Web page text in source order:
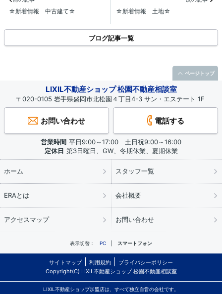
☆新着情報 中古建て☆ ☆新着情報 土地☆
ブログ記事一覧
LIXIL不動産ショップ 松園不動産相談室
〒020-0105 岩手県盛岡市北松園４丁目4-3 サン・エステート 1F
お問い合わせ 電話する
営業時間 平日9:00～17:00 土日祝9:00～16:00
定休日 第3日曜日、GW、冬期休業、夏期休業
ホーム スタッフ一覧
ERAとは 会社概要
アクセスマップ お問い合わせ
表示切替： PC スマートフォン
サイトマップ 利用規約
プライバシーポリシー
Copyright(C) LIXIL不動産ショップ 松園不動産相談室
LIXIL不動産ショップ加盟店は、すべて独立自営の会社です。
ページトップ